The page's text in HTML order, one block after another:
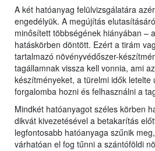
A két hatóanyag felülvizsgálatára
engedélyük. A megújítás
minősített többségének hiányában –
hatáskörben döntött. Ezért a tirám
tartalmazó növényvédőszer-
tagállamnak vissza kell vonnia, ami
készítményeket, a türelmi idők letelte
forgalomba hozni és felhasználni a
Mindkét hatóanyagot széles körben
dikvát kivezetésével a betakarítás
legfontosabb hatóanyaga szűnik
várhatóan el fog tűnni a szántóföldi